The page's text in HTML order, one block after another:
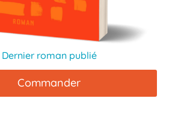
Dernier roman publié
Commander